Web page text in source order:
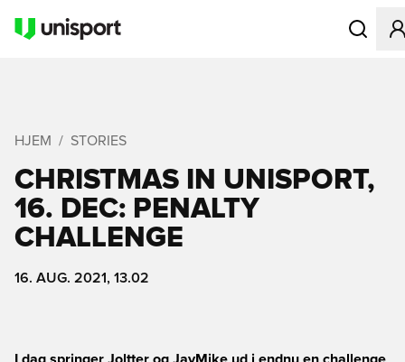
Åbner
HJEM STORIES
CHRISTMAS IN UNISPORT,
16. DEC: PENALTY
CHALLENGE
16. AUG. 2021, 13.02